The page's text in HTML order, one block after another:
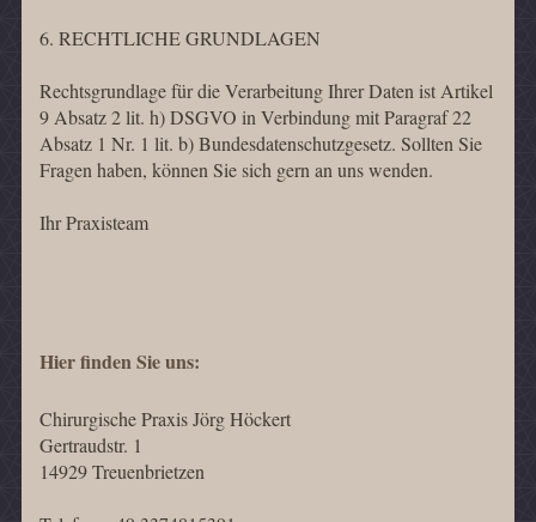
6. RECHTLICHE GRUNDLAGEN
Rechtsgrundlage für die Verarbeitung Ihrer Daten ist Artikel
9 Absatz 2 lit. h) DSGVO in Verbindung mit Paragraf 22
Absatz 1 Nr. 1 lit. b) Bundesdatenschutzgesetz. Sollten Sie
Fragen haben, können Sie sich gern an uns wenden.
Ihr Praxisteam
Hier finden Sie uns:
Chirurgische Praxis Jörg Höckert
Gertraudstr. 1
14929 Treuenbrietzen